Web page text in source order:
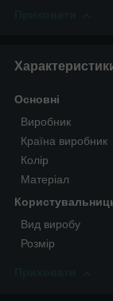
Основні
Виробник
Країна виробник
Колір
Матеріал
Вид виробу
Розмір